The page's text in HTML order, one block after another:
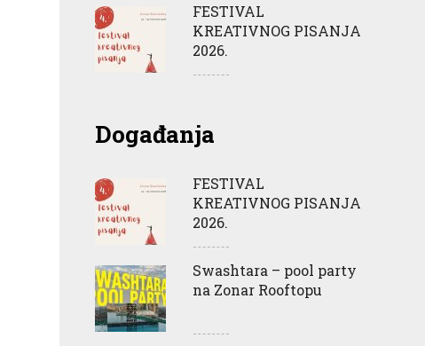
FESTIVAL
KREATIVNOG PISANJA
2026.
Događanja
FESTIVAL
KREATIVNOG PISANJA
2026.
Swashtara – pool party
na Zonar Rooftopu